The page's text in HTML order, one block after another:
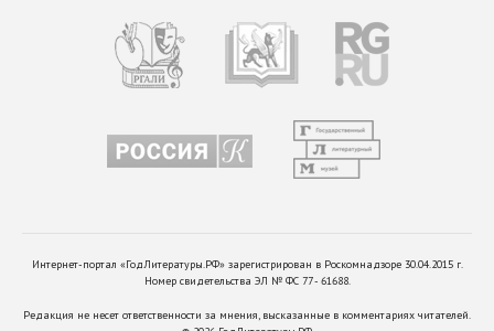
Интернет-портал «ГодЛитературы.РФ» зарегистрирован в Роскомнадзоре 30.04.2015 г.
Номер свидетельства ЭЛ № ФС 77 - 61688.
Редакция не несет ответственности за мнения, высказанные в комментариях читателей.